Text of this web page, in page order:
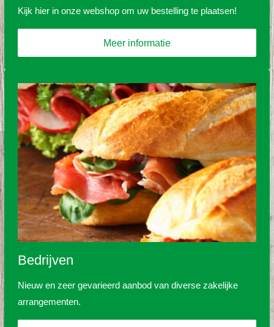
Kijk hier in onze webshop om uw bestelling te plaatsen!
Meer informatie
Bedrijven
Nieuw en zeer gevarieerd aanbod van diverse zakelijke
arrangementen.